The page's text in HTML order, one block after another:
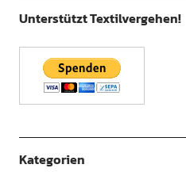
Unterstützt Textilvergehen!
Kategorien